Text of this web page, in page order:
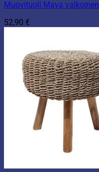
Muovituoli Maya valkoinen
52,90 €